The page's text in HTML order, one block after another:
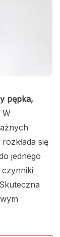
pępka,
W
się
jednego
czynniki